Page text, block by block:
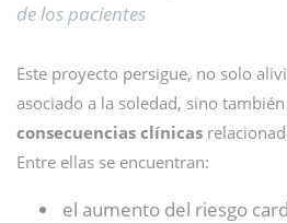
de los pacientes
Este proyecto persigue, no solo
asociado a la soledad, sino también
consecuencias clínicas
Entre ellas se encuentran:
el aumento del riesgo